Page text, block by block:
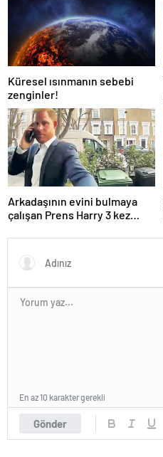
Küresel ısınmanın sebebi
zenginler!
Arkadaşının evini bulmaya
çalışan Prens Harry 3 kez
Gönder
En az 10 karakter gerekli